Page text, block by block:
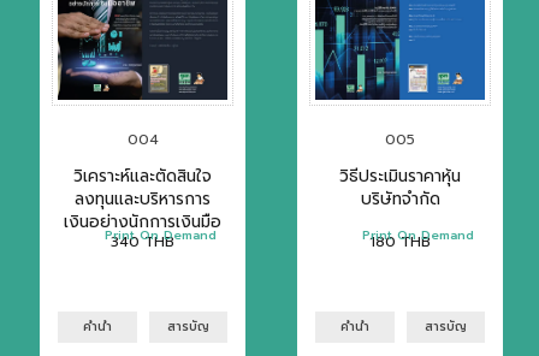
004
วิเคราะห์และตัดสินใจ
ลงทุนและบริหารการ
เงินอย่างนักการเงินมือ
อาชีพ
340 THB
Print On Demand
คำนำ สารบัญ
005
วิธีประเมินราคาหุ้น
บริษัทจำกัด
180 THB
Print On Demand
คำนำ สารบัญ